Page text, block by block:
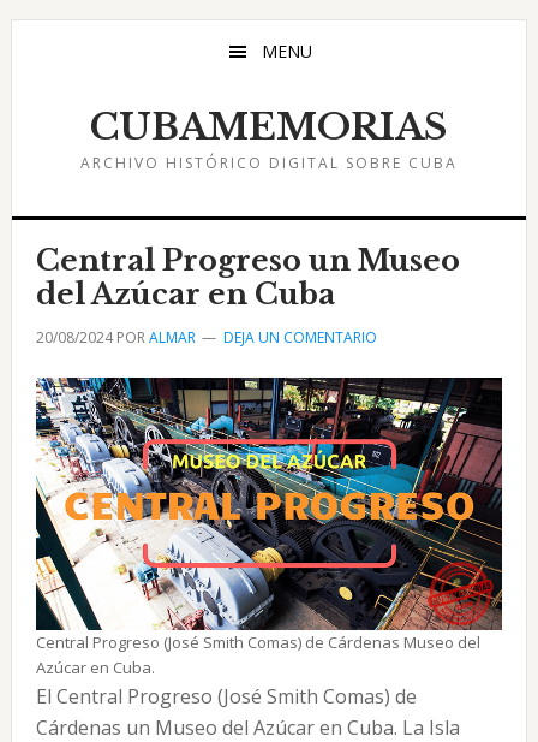
Saltar
Saltar
Saltar
MENU
CUBAMEMORIAS
ARCHIVO HISTÓRICO DIGITAL SOBRE CUBA
Central Progreso un Museo
del Azúcar en Cuba
20/08/2024PORALMAR DEJA UN COMENTARIO
Central Progreso (José Smith Comas) de Cárdenas Museo del
Azúcar en Cuba.
El Central Progreso (José Smith Comas) de
Cárdenas un Museo del Azúcar en Cuba. La Isla